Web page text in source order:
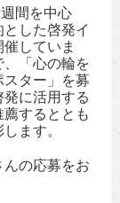
間を中心
した啓発イ
していま
「心の輪を
ター」を募
に活用する
するととも
ます。
の応募をお